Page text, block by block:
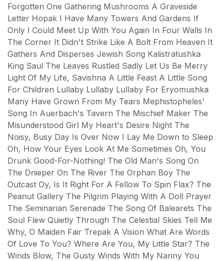
Forgotten One Gathering Mushrooms A Graveside
Letter Hopak I Have Many Towers And Gardens If
Only I Could Meet Up With You Again In Four Walls In
The Corner It Didn't Strike Like A Bolt From Heaven It
Gathers And Disperses Jewish Song Kalistratushka
King Saul The Leaves Rustled Sadly Let Us Be Merry
Light Of My Life, Savishna A Little Feast A Little Song
For Children Lullaby Lullaby Lullaby For Eryomushka
Many Have Grown From My Tears Mephistopheles'
Song In Auerbach's Tavern The Mischief Maker The
Misunderstood Girl My Heart's Desire Night The
Noisy, Busy Day Is Over Now I Lay Me Down to Sleep
Oh, How Your Eyes Look At Me Sometimes Oh, You
Drunk Good-For-Nothing! The Old Man's Song On
The Dnieper On The River The Orphan Boy The
Outcast Oy, Is It Right For A Fellow To Spin Flax? The
Peanut Gallery The Pilgrim Playing With A Doll Prayer
The Seminarian Serenade The Song Of Balearets The
Soul Flew Quietly Through The Celestial Skies Tell Me
Why, O Maiden Fair Trepak A Vision What Are Words
Of Love To You? Where Are You, My Little Star? The
Winds Blow, The Gusty Winds With My Nanny You